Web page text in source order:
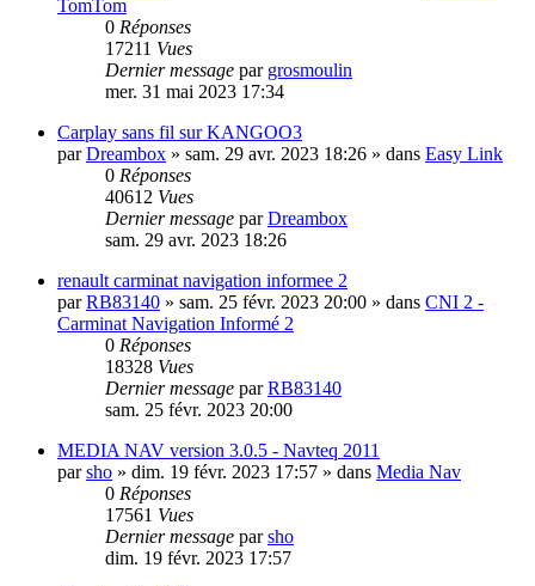
TomTom
0 Réponses
17211 Vues
Dernier message par grosmoulin
mer. 31 mai 2023 17:34
Carplay sans fil sur KANGOO3
parDreambox » sam. 29 avr. 2023 18:26 » dans Easy Link
0 Réponses
40612 Vues
Dernier message parDreambox
sam. 29 avr. 2023 18:26
renault carminat navigation informee 2
parRB83140 » sam. 25 févr. 2023 20:00 » dans CNI 2 -
Carminat Navigation Informé 2
0 Réponses
18328 Vues
Dernier message parRB83140
sam. 25 févr. 2023 20:00
MEDIA NAV version 3.0.5 - Navteq 2011
parsho » dim. 19 févr. 2023 17:57 » dans Media Nav
0 Réponses
17561 Vues
Dernier message parsho
dim. 19 févr. 2023 17:57